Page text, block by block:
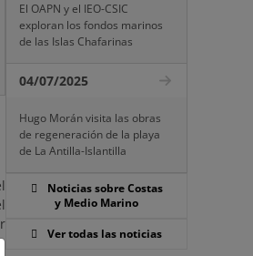
El OAPN y el IEO-CSIC
exploran los fondos marinos
de las Islas Chafarinas
04/07/2025
Hugo Morán visita las obras
de regeneración de la playa
de La Antilla-Islantilla
Noticias sobre Costas
y Medio Marino
Ver todas las noticias